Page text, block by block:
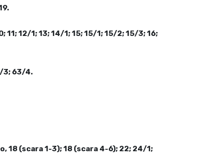
12/1; 13; 14/1; 15; 15/1; 15/2; 15/3; 16;
3; 63/4.
18 (scara 1-3); 18 (scara 4-6); 22; 24/1;